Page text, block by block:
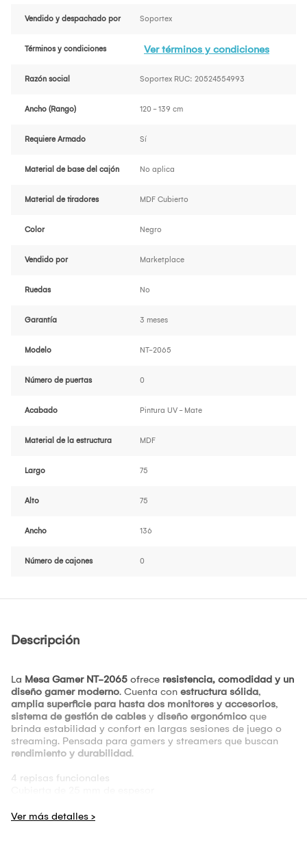
Vendido y despachado por Soportex
Términos y condiciones Ver términos y condiciones
Razón social Soportex RUC: 20524554993
Ancho (Rango) 120 - 139 cm
Requiere Armado Sí
Material de base del cajón No aplica
Material de tiradores MDF Cubierto
Color Negro
Vendido por Marketplace
Ruedas No
Garantía 3 meses
Modelo NT-2065
Número de puertas 0
Acabado Pintura UV - Mate
Material de la estructura MDF
Largo 75
Alto 75
Ancho 136
Número de cajones 0
Descripción
La Mesa Gamer NT-2065 ofrece resistencia, comodidad y un
diseño gamer moderno. Cuenta con estructura sólida,
amplia superficie para hasta dos monitores y accesorios,
sistema de gestión de cables y diseño ergonómico que
brinda estabilidad y confort en largas sesiones de juego o
streaming. Pensada para gamers y streamers que buscan
rendimiento y durabilidad.
4 repisas funcionales
Espacio para dos monitores